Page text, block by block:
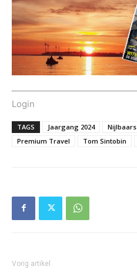
Login
TAGS Jaargang 2024 Nijlbaars
Premium Travel
Tom Sintobin
Vorig artikel